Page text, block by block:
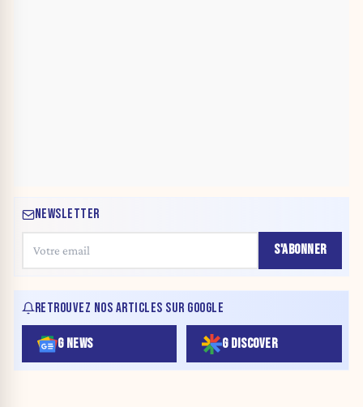
NEWSLETTER
S'ABONNER
RETROUVEZ NOS ARTICLES SUR GOOGLE
G NEWS G DISCOVER